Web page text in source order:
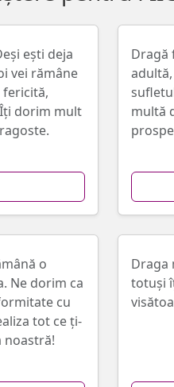
eşti deja
vei rămâne
fericită,
dorim mult
Dragă
multă
o
Ne dorim ca
cu
tot ce ţi-
noastră!
Draga
totuși